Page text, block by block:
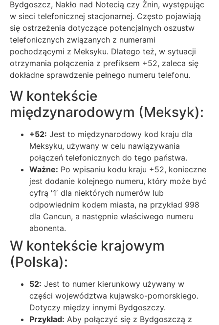
Bydgoszcz, Nakło nad Notecią czy Żnin, występując
w sieci telefonicznej stacjonarnej. Często pojawiają
się ostrzeżenia dotyczące potencjalnych oszustw
telefonicznych związanych z numerami
pochodzącymi z Meksyku. Dlatego też, w sytuacji
otrzymania połączenia z prefiksem +52, zaleca się
dokładne sprawdzenie pełnego numeru telefonu.
W kontekście
międzynarodowym (Meksyk):
+52: Jest to międzynarodowy kod kraju dla
Meksyku, używany w celu nawiązywania
połączeń telefonicznych do tego państwa.
Ważne: Po wpisaniu kodu kraju +52, konieczne
jest dodanie kolejnego numeru, który może być
cyfrą '1′ dla niektórych numerów lub
odpowiednim kodem miasta, na przykład 998
dla Cancun, a następnie właściwego numeru
abonenta.
W kontekście krajowym
(Polska):
52: Jest to numer kierunkowy używany w
części województwa kujawsko-pomorskiego.
Dotyczy między innymi Bydgoszczy.
Przykład: Aby połączyć się z Bydgoszczą z